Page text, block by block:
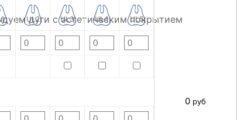
дуги с эстетическим покрытием
UL2 UL3 UL4 UL5
0 руб